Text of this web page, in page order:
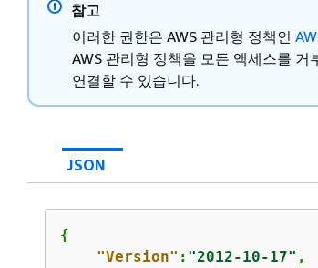
참고
이러한 권한은 AWS 관리형 정책인
AWS 관리형 정책을 모든 액세스를
연결할 수 있습니다.
JSON
{
"Version" : "2012-10-17" ,